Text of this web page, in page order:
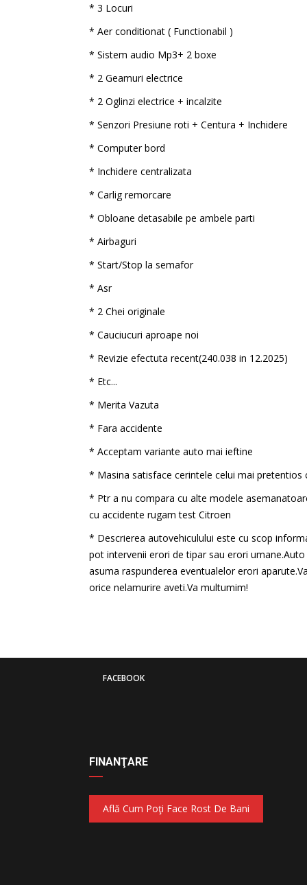
* 3 Locuri
* Aer conditionat ( Functionabil )
* Sistem audio Mp3+ 2 boxe
* 2 Geamuri electrice
* 2 Oglinzi electrice + incalzite
* Senzori Presiune roti + Centura + Inchidere
* Computer bord
* Inchidere centralizata
* Carlig remorcare
* Obloane detasabile pe ambele parti
* Airbaguri
* Start/Stop la semafor
* Asr
* 2 Chei originale
* Cauciucuri aproape noi
* Revizie efectuta recent(240.038 in 12.2025)
* Etc...
* Merita Vazuta
* Fara accidente
* Acceptam variante auto mai ieftine
* Masina satisface cerintele celui mai pretentios
* Ptr a nu compara cu alte modele
cu accidente rugam test Citroen
* Descrierea autovehiculului este cu scop
pot intervenii erori de tipar sau erori
asuma raspunderea eventualelor erori
orice nelamurire aveti.Va multumim!
FACEBOOK
FINANŢARE
Află Cum Poţi Face Rost De Bani